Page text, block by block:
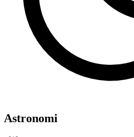
Astronomi